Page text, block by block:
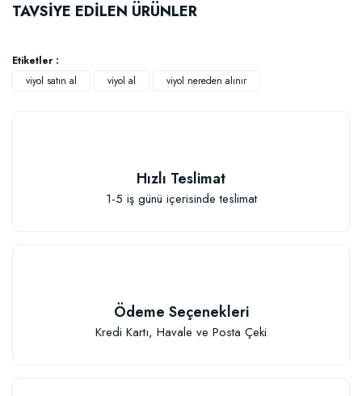
TAVSİYE EDİLEN ÜRÜNLER
Etiketler :
viyol satın al
viyol al viyol nereden alınır
Hızlı Teslimat
1-5 iş günü içerisinde teslimat
Ödeme Seçenekleri
Kredi Kartı, Havale ve Posta Çeki